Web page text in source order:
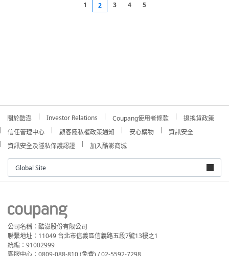
1 2 3 4 5
關於酷澎 Investor Relations Coupang使用者條款
退換貨政策
信任管理中心
顧客隱私權政策通知 安心購物
資訊安全
資訊安全及隱私保護認證
加入酷澎商城
Global Site
公司名稱：酷澎股份有限公司
聯繫地址：11049 台北市信義區信義路五段7號13樓之1
統編：91002999
客服中心：0809-088-810 (免費) / 02-5592-7298